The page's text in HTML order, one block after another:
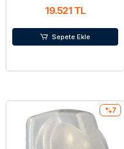
19.521 TL
Sepete Ekle
%7